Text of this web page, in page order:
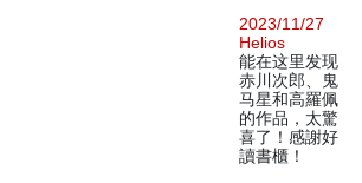
2023/11/27
Helios
能在这里发现
赤川次郎、鬼
马星和高羅佩
的作品，太驚
喜了！感謝好
讀書櫃！